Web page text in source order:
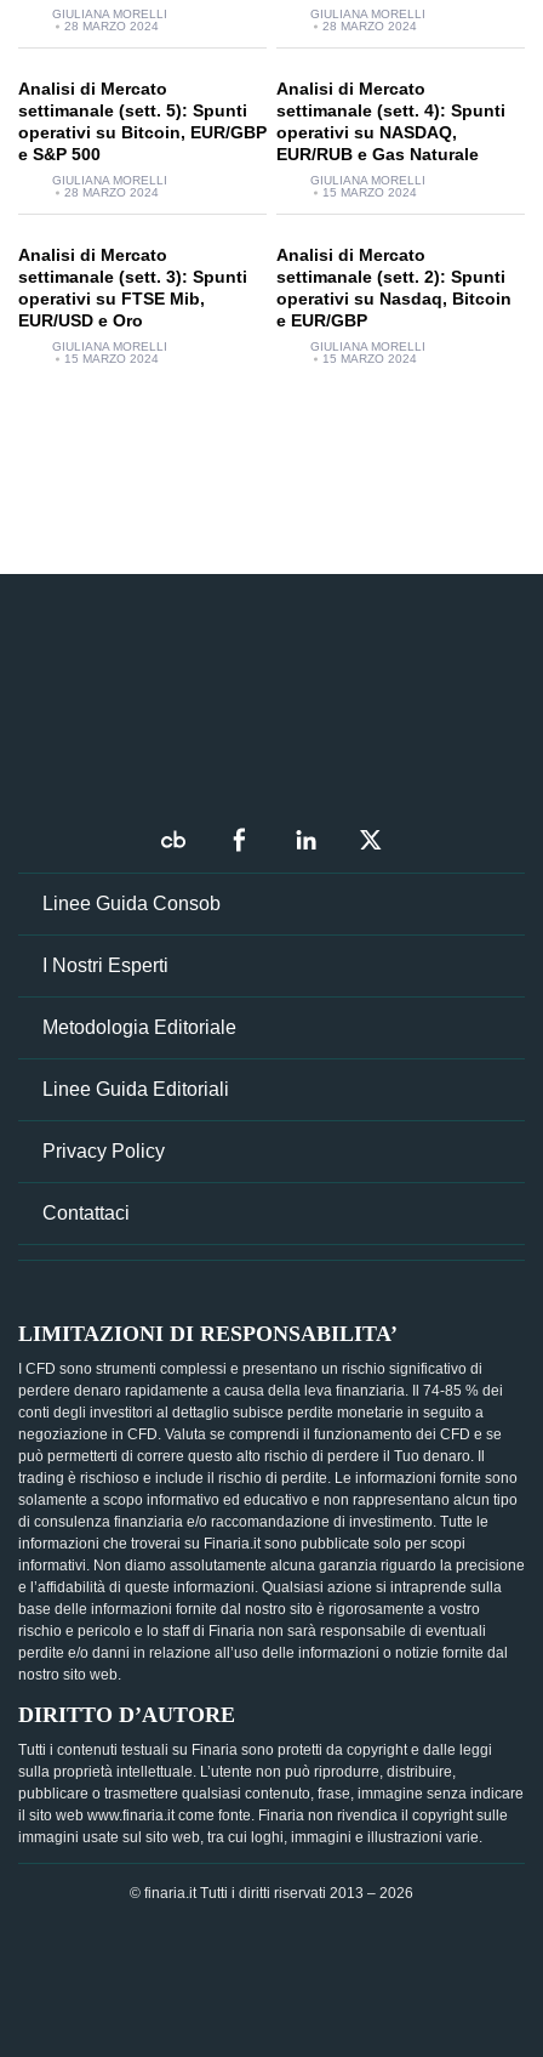
GIULIANA MORELLI
28 MARZO 2024
GIULIANA MORELLI
28 MARZO 2024
Analisi di Mercato
settimanale (sett. 5): Spunti
operativi su Bitcoin, EUR/GBP
e S&P 500
GIULIANA MORELLI
28 MARZO 2024
Analisi di Mercato
settimanale (sett. 4): Spunti
operativi su NASDAQ,
EUR/RUB e Gas Naturale
GIULIANA MORELLI
15 MARZO 2024
Analisi di Mercato
settimanale (sett. 3): Spunti
operativi su FTSE Mib,
EUR/USD e Oro
GIULIANA MORELLI
15 MARZO 2024
Analisi di Mercato
settimanale (sett. 2): Spunti
operativi su Nasdaq, Bitcoin
e EUR/GBP
GIULIANA MORELLI
15 MARZO 2024
Linee Guida Consob
I Nostri Esperti
Metodologia Editoriale
Linee Guida Editoriali
Privacy Policy
Contattaci
LIMITAZIONI DI RESPONSABILITA’
I CFD sono strumenti complessi e presentano un rischio significativo di
perdere denaro rapidamente a causa della leva finanziaria. Il 74-85 % dei
conti degli investitori al dettaglio subisce perdite monetarie in seguito a
negoziazione in CFD. Valuta se comprendi il funzionamento dei CFD e se
può permetterti di correre questo alto rischio di perdere il Tuo denaro. Il
trading è rischioso e include il rischio di perdite. Le informazioni fornite sono
solamente a scopo informativo ed educativo e non rappresentano alcun tipo
di consulenza finanziaria e/o raccomandazione di investimento. Tutte le
informazioni che troverai su Finaria.it sono pubblicate solo per scopi
informativi. Non diamo assolutamente alcuna garanzia riguardo la precisione
e l’affidabilità di queste informazioni. Qualsiasi azione si intraprende sulla
base delle informazioni fornite dal nostro sito è rigorosamente a vostro
rischio e pericolo e lo staff di Finaria non sarà responsabile di eventuali
perdite e/o danni in relazione all’uso delle informazioni o notizie fornite dal
nostro sito web.
DIRITTO D’AUTORE
Tutti i contenuti testuali su Finaria sono protetti da copyright e dalle leggi
sulla proprietà intellettuale. L’utente non può riprodurre, distribuire,
pubblicare o trasmettere qualsiasi contenuto, frase, immagine senza indicare
il sito web www.finaria.it come fonte. Finaria non rivendica il copyright sulle
immagini usate sul sito web, tra cui loghi, immagini e illustrazioni varie.
© finaria.it Tutti i diritti riservati 2013 – 2026